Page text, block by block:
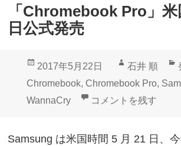
「Chromebook Pro」
日公式発売
投
稿
日:
2017年5月22日
作
成
者
石井 順
Chromebook, Chromebook Pro,
WannaCry
「Chromebook Pro
コメントを残す
Samsung は米国時間 5 月 21 日、